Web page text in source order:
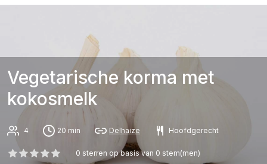
Vegetarische korma met
kokosmelk
4 20 min Delhaize Hoofdgerecht
0 sterren op basis van 0 stem(men)